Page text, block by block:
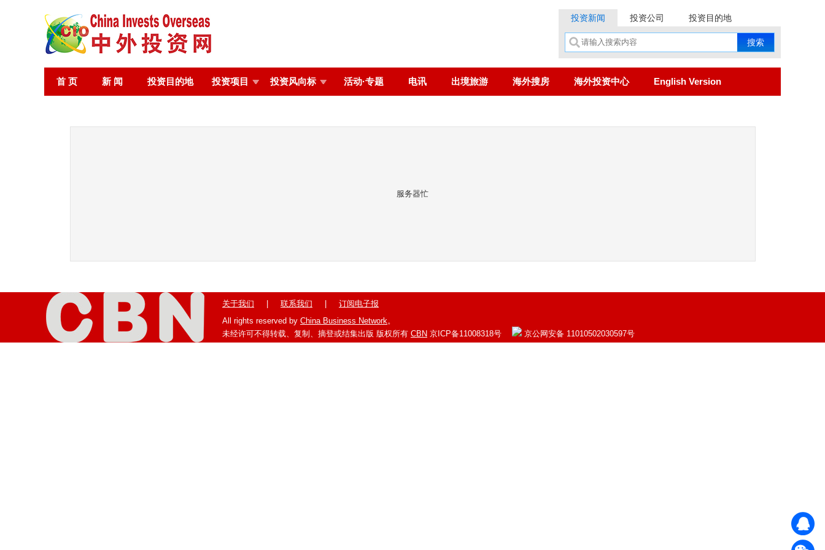
投资新闻 投资公司 投资目的地
首 页 新 闻 投资目的地 投资项目 投资风向标 活动·专题 电讯 出境旅游 海外搜房 海外投资中心 English Version
服务器忙
关于我们 联系我们
订阅电子报
All rights reserved by China Business Network。
未经许可不得转载、复制、摘登或结集出版 版权所有 CBN 京ICP备11008318号 京公网安备 11010502030597号